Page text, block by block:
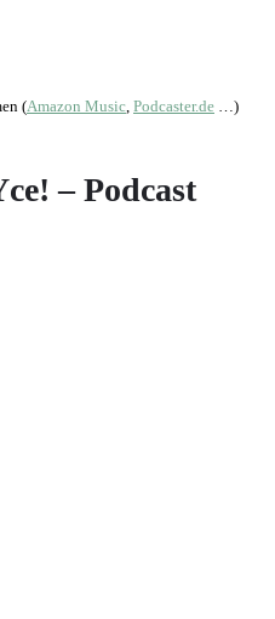
(Amazon Music, Podcaster.de …)
– Podcast